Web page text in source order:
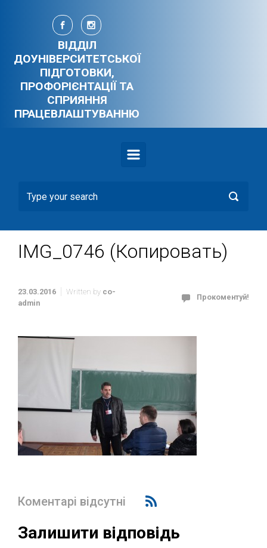
Skip to main content
ВІДДІЛ
ДОУНІВЕРСИТЕТСЬКОЇ
ПІДГОТОВКИ,
ПРОФОРІЄНТАЦІЇ ТА
СПРИЯННЯ
ПРАЦЕВЛАШТУВАННЮ
IMG_0746 (Копировать)
23.03.2016 Written by co-
admin
Прокоментуй!
Коментарі відсутні
Залишити відповідь